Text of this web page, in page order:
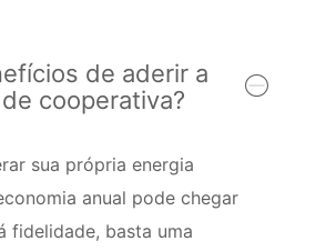
de aderir a
cooperativa?
sua própria energia
anual pode chegar
fidelidade, basta uma